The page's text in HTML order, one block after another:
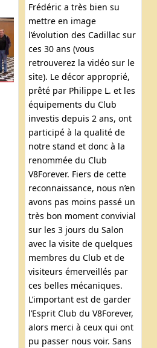
Frédéric a très bien su
mettre en image
l’évolution des Cadillac sur
ces 30 ans (vous
retrouverez la vidéo sur le
site). Le décor approprié,
prêté par Philippe L. et les
équipements du Club
investis depuis 2 ans, ont
participé à la qualité de
notre stand et donc à la
renommée du Club
V8Forever. Fiers de cette
reconnaissance, nous n’en
avons pas moins passé un
très bon moment convivial
sur les 3 jours du Salon
avec la visite de quelques
membres du Club et de
visiteurs émerveillés par
ces belles mécaniques.
L’important est de garder
l’Esprit Club du V8Forever,
alors merci à ceux qui ont
pu passer nous voir. Sans